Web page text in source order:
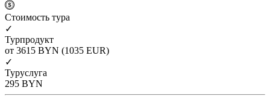
Cтоимость тура
✓
Турпродукт
от 3615 BYN (1035 EUR)
✓
Туруслуга
295 BYN